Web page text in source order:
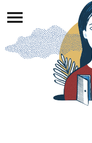
Beranda
Tentang
Permohonan Hibah
Sekolah Pemikiran